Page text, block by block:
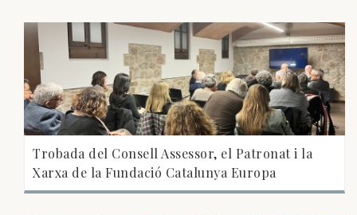
Trobada del Consell Assessor, el Patronat i la
Xarxa de la Fundació Catalunya Europa